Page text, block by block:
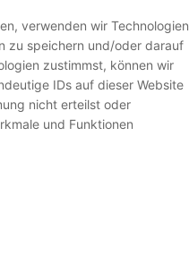
verwenden wir Technologien
zu speichern und/oder darauf
zustimmst, können wir
IDs auf dieser Website
nicht erteilst oder
und Funktionen